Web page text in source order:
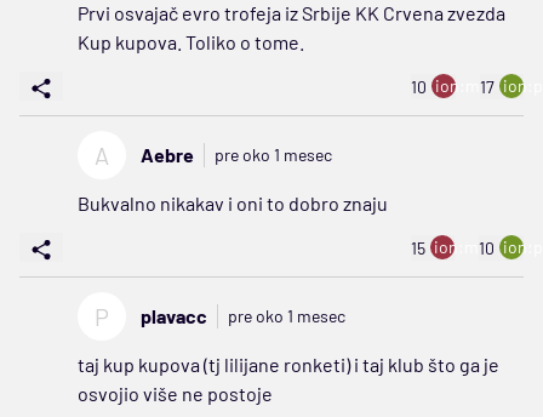
Prvi osvajač evro trofeja iz Srbije KK Crvena zvezda
Kup kupova. Toliko o tome.
10 ion:minus
17
A Aebre pre oko 1 mesec
Bukvalno nikakav i oni to dobro znaju
15 ion:minus
10
P plavacc pre oko 1 mesec
taj kup kupova (tj lilijane ronketi) i taj klub što ga je
osvojio više ne postoje